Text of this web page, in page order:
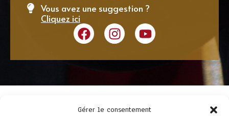
Gérer le consentement
Vous avez une suggestion ?
Cliquez ici